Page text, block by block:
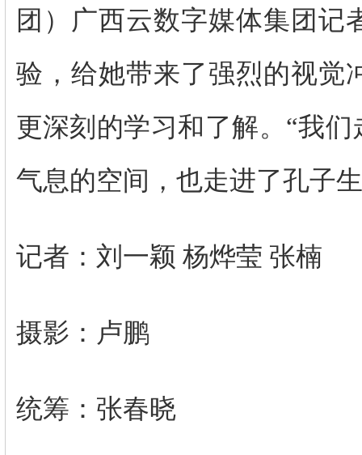
团）广西云数字媒体集团记
验，给她带来了强烈的视觉
更深刻的学习和了解。“我
气息的空间，也走进了孔子
记者：刘一颖 杨烨莹 张楠
摄影：卢鹏
统筹：张春晓